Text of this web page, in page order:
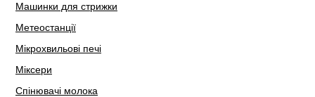
Машинки для стрижки
Метеостанції
Мікрохвильові печі
Міксери
Спінювачі молока